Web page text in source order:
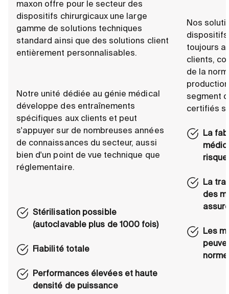
maxon offre pour le secteur des
dispositifs chirurgicaux une large
gamme de solutions techniques
standard ainsi que des solutions client
entièrement personnalisables.
Notre unité dédiée au génie médical
développe des entraînements
spécifiques aux clients et peut
s'appuyer sur de nombreuses années
de connaissances du secteur, aussi
bien d'un point de vue technique que
réglementaire.
Stérilisation possible
(autoclavable plus de 1000 fois)
Fiabilité totale
Performances élevées et haute
densité de puissance
Nos
dispositifs
toujours
clients,
de la
segment
certifiés
La
La
des
Les